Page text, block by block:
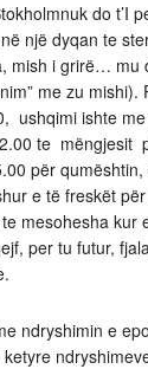
do t’I
një dyqan te
mish i grirë… mu
me zu mishi).
ushqimi ishte
te mëngjesit
për
e të freskët
mesohesha kur
per tu futur,
ndryshimin e